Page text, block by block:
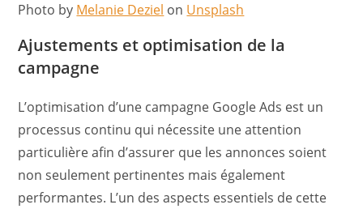
Photo by Melanie Deziel on Unsplash
Ajustements et optimisation de la
campagne
L’optimisation d’une campagne Google Ads est un
processus continu qui nécessite une attention
particulière afin d’assurer que les annonces soient
non seulement pertinentes mais également
performantes. L’un des aspects essentiels de cette